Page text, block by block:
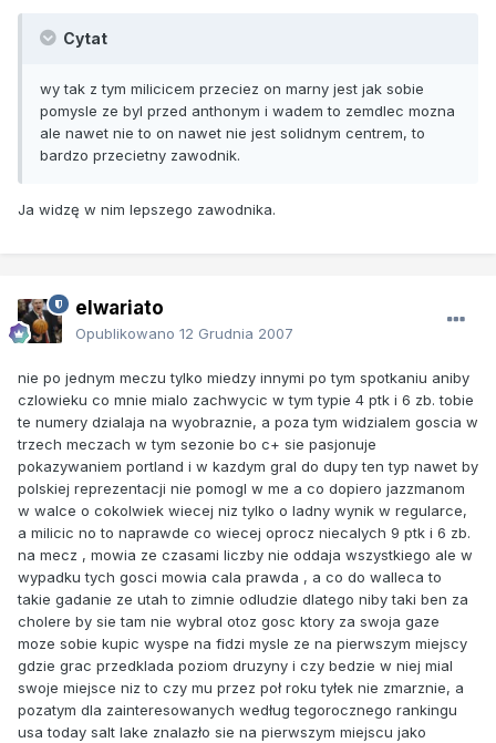
Cytat
wy tak z tym milicicem przeciez on marny jest jak sobie
pomysle ze byl przed anthonym i wadem to zemdlec mozna
ale nawet nie to on nawet nie jest solidnym centrem, to
bardzo przecietny zawodnik.
Ja widzę w nim lepszego zawodnika.
elwariato
Opublikowano 12 Grudnia 2007
nie po jednym meczu tylko miedzy innymi po tym spotkaniu aniby
czlowieku co mnie mialo zachwycic w tym typie 4 ptk i 6 zb. tobie
te numery dzialaja na wyobraznie, a poza tym widzialem goscia w
trzech meczach w tym sezonie bo c+ sie pasjonuje
pokazywaniem portland i w kazdym gral do dupy ten typ nawet by
polskiej reprezentacji nie pomogl w me a co dopiero jazzmanom
w walce o cokolwiek wiecej niz tylko o ladny wynik w regularce,
a milicic no to naprawde co wiecej oprocz niecalych 9 ptk i 6 zb.
na mecz , mowia ze czasami liczby nie oddaja wszystkiego ale w
wypadku tych gosci mowia cala prawda , a co do walleca to
takie gadanie ze utah to zimnie odludzie dlatego niby taki ben za
cholere by sie tam nie wybral otoz gosc ktory za swoja gaze
moze sobie kupic wyspe na fidzi mysle ze na pierwszym miejscy
gdzie grac przedklada poziom druzyny i czy bedzie w niej mial
swoje miejsce niz to czy mu przez poł roku tyłek nie zmarznie, a
pozatym dla zainteresowanych według tegorocznego rankingu
usa today salt lake znalazło sie na pierwszym miejscu jako